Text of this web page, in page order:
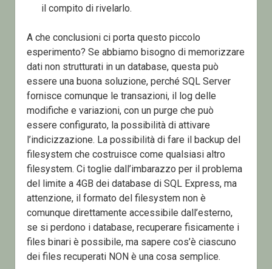
il compito di rivelarlo.
A che conclusioni ci porta questo piccolo
esperimento? Se abbiamo bisogno di memorizzare
dati non strutturati in un database, questa può
essere una buona soluzione, perché SQL Server
fornisce comunque le transazioni, il log delle
modifiche e variazioni, con un purge che può
essere configurato, la possibilità di attivare
l’indicizzazione. La possibilità di fare il backup del
filesystem che costruisce come qualsiasi altro
filesystem. Ci toglie dall’imbarazzo per il problema
del limite a 4GB dei database di SQL Express, ma
attenzione, il formato del filesystem non è
comunque direttamente accessibile dall’esterno,
se si perdono i database, recuperare fisicamente i
files binari è possibile, ma sapere cos’è ciascuno
dei files recuperati NON è una cosa semplice.